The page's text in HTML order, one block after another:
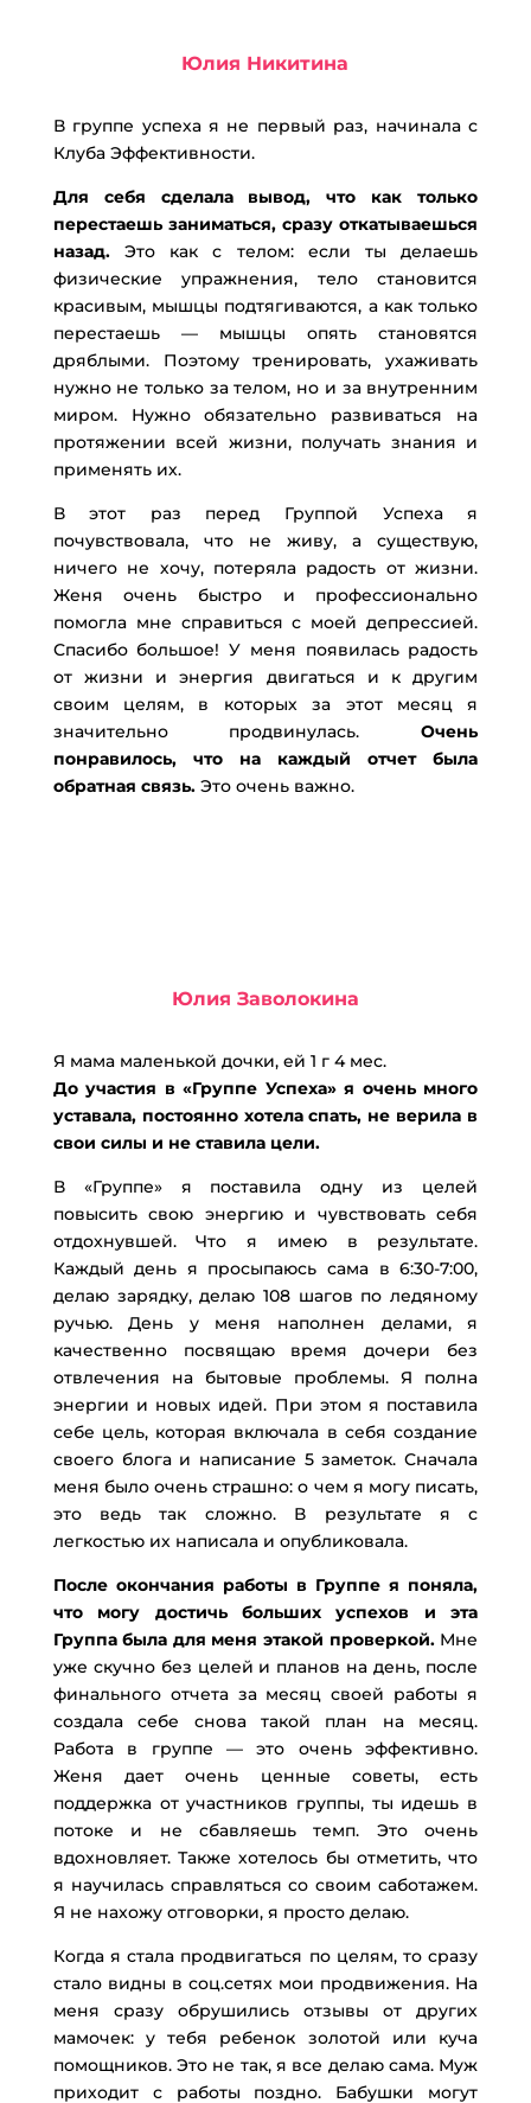
Юлия Никитина
В группе успеха я не первый раз, начинала с
Клуба Эффективности.
Для себя сделала вывод, что как только
перестаешь заниматься, сразу откатываешься
назад.Это как с телом: если ты делаешь
физические упражнения, тело становится
красивым, мышцы подтягиваются, а как только
перестаешь — мышцы опять становятся
дряблыми. Поэтому тренировать, ухаживать
нужно не только за телом, но и за внутренним
миром. Нужно обязательно развиваться на
протяжении всей жизни, получать знания и
применять их.
В этот раз перед Группой Успеха я
почувствовала, что не живу, а существую,
ничего не хочу, потеряла радость от жизни.
Женя очень быстро и профессионально
помогла мне справиться с моей депрессией.
Спасибо большое! У меня появилась радость
от жизни и энергия двигаться и к другим
своим целям, в которых за этот месяц я
значительно продвинулась.Очень
понравилось, что на каждый отчет была
обратная связь.Это очень важно.
Юлия Заволокина
Я мама маленькой дочки, ей 1 г 4 мес.
До участия в «Группе Успеха» я очень много
уставала, постоянно хотела спать, не верила в
свои силы и не ставила цели.
В «Группе» я поставила одну из целей
повысить свою энергию и чувствовать себя
отдохнувшей. Что я имею в результате.
Каждый день я просыпаюсь сама в 6:30-7:00,
делаю зарядку, делаю 108 шагов по ледяному
ручью. День у меня наполнен делами, я
качественно посвящаю время дочери без
отвлечения на бытовые проблемы. Я полна
энергии и новых идей. При этом я поставила
себе цель, которая включала в себя создание
своего блога и написание 5 заметок. Сначала
меня было очень страшно: о чем я могу писать,
это ведь так сложно. В результате я с
легкостью их написала и опубликовала.
После окончания работы в Группе я поняла,
что могу достичь больших успехов и эта
Группа была для меня этакой проверкой.Мне
уже скучно без целей и планов на день, после
финального отчета за месяц своей работы я
создала себе снова такой план на месяц.
Работа в группе — это очень эффективно.
Женя дает очень ценные советы, есть
поддержка от участников группы, ты идешь в
потоке и не сбавляешь темп. Это очень
вдохновляет. Также хотелось бы отметить, что
я научилась справляться со своим саботажем.
Я не нахожу отговорки, я просто делаю.
Когда я стала продвигаться по целям, то сразу
стало видны в соц.сетях мои продвижения. На
меня сразу обрушились отзывы от других
мамочек: у тебя ребенок золотой или куча
помощников. Это не так, я все делаю сама. Муж
приходит с работы поздно. Бабушки могут